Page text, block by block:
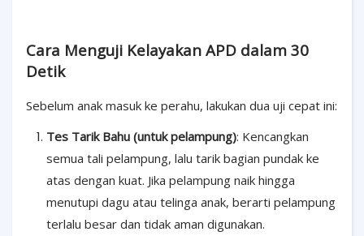
Cara Menguji Kelayakan APD dalam 30
Detik
Sebelum anak masuk ke perahu, lakukan dua uji cepat ini:
Tes Tarik Bahu (untuk pelampung): Kencangkan
semua tali pelampung, lalu tarik bagian pundak ke
atas dengan kuat. Jika pelampung naik hingga
menutupi dagu atau telinga anak, berarti pelampung
terlalu besar dan tidak aman digunakan.